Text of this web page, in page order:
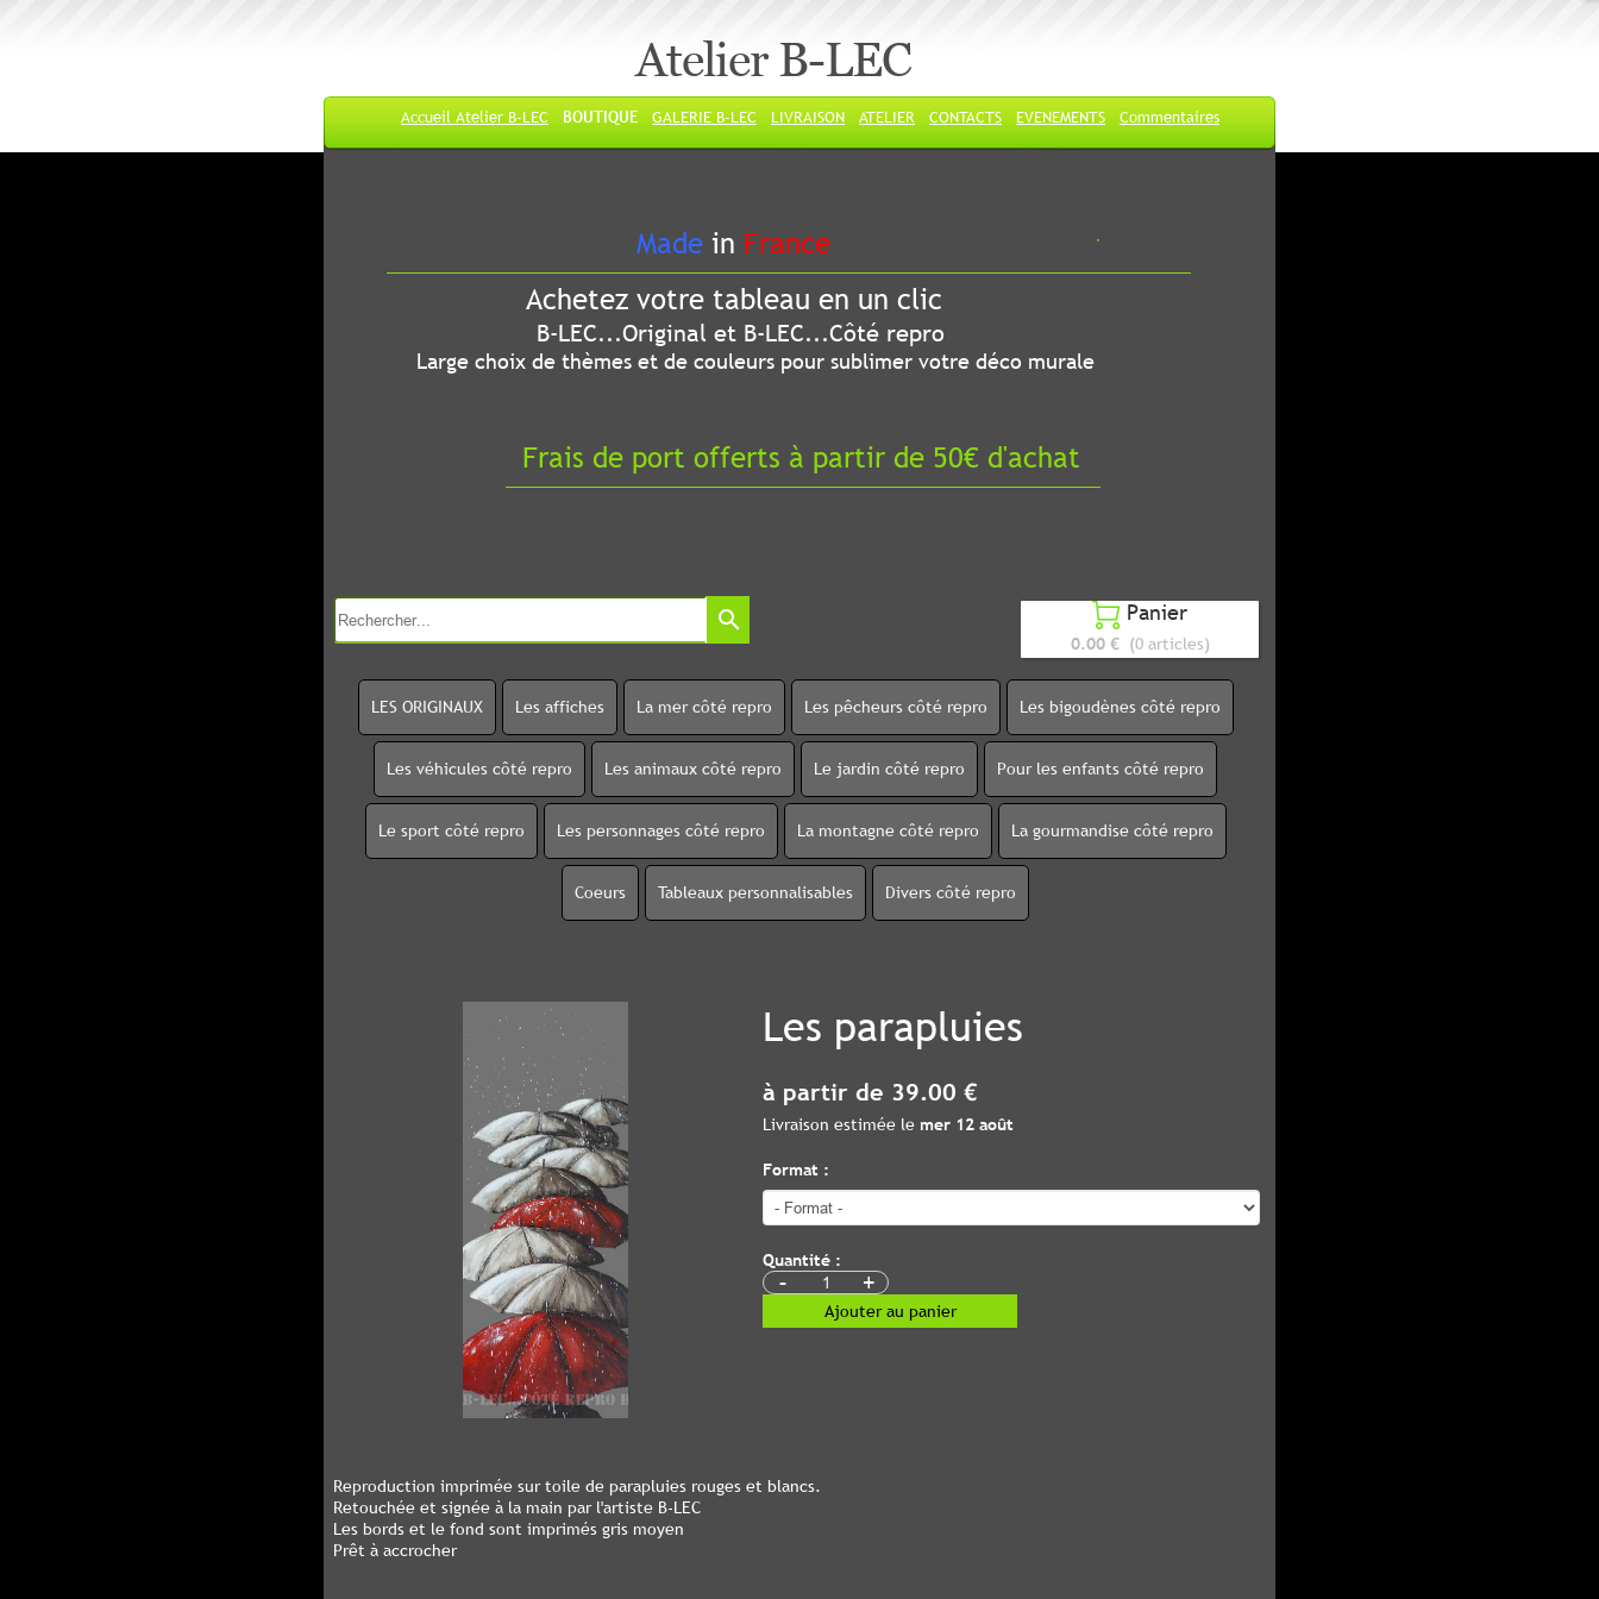
Atelier B-LEC
Accueil Atelier B-LEC BOUTIQUE GALERIE B-LEC LIVRAISON ATELIER CONTACTS EVENEMENTS Commentaires
Made in France
Achetez votre tableau en un clic
B-LEC...Original et B-LEC...Côté repro
Large choix de thèmes et de couleurs pour sublimer votre déco murale
Frais de port offerts à partir de 50€ d'achat
search  Panier
0.00 € (0 articles)
LES ORIGINAUX Les affiches La mer côté repro Les pêcheurs côté repro Les bigoudènes côté repro
Les véhicules côté repro Les animaux côté repro Le jardin côté repro Pour les enfants côté repro
Le sport côté repro Les personnages côté repro La montagne côté repro La gourmandise côté repro
Coeurs Tableaux personnalisables Divers côté repro
Les parapluies
à partir de 39.00 €
Livraison estimée le mer 12 août
Format :
Quantité :
- +
Ajouter au panier
Reproduction imprimée sur toile de parapluies rouges et blancs.
Retouchée et signée à la main par l'artiste B-LEC
Les bords et le fond sont imprimés gris moyen
Prêt à accrocher